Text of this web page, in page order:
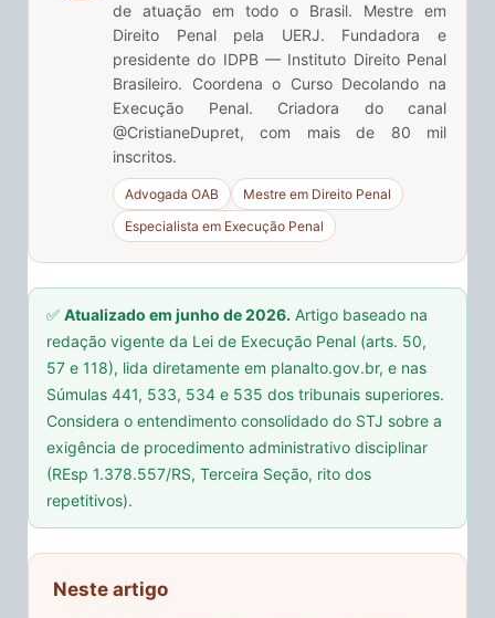
de atuação em todo o Brasil. Mestre em
Direito Penal pela UERJ. Fundadora e
presidente do IDPB — Instituto Direito Penal
Brasileiro. Coordena o Curso Decolando na
Execução Penal. Criadora do canal
@CristianeDupret, com mais de 80 mil
inscritos.
Advogada OAB
Mestre em Direito Penal
Especialista em Execução Penal
✅ Atualizado em junho de 2026. Artigo baseado na
redação vigente da Lei de Execução Penal (arts. 50,
57 e 118), lida diretamente em planalto.gov.br, e nas
Súmulas 441, 533, 534 e 535 dos tribunais superiores.
Considera o entendimento consolidado do STJ sobre a
exigência de procedimento administrativo disciplinar
(REsp 1.378.557/RS, Terceira Seção, rito dos
repetitivos).
Neste artigo